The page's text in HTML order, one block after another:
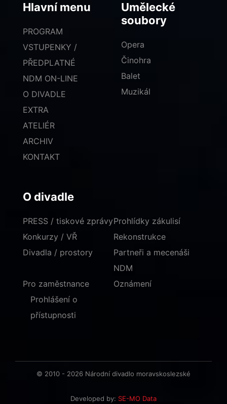
Hlavní menu
PROGRAM
VSTUPENKY /
PŘEDPLATNÉ
NDM ON-LINE
O DIVADLE
EXTRA
ATELIÉR
ARCHIV
KONTAKT
Umělecké
soubory
Opera
Činohra
Balet
Muzikál
O divadle
PRESS / tiskové zprávy
Konkurzy / VŘ
Divadla / prostory
Prohlídky zákulisí
Rekonstrukce
Partneři a mecenáši
NDM
Pro zaměstnance
Oznámení
Prohlášení o
přístupnosti
© 2010 - 2026 Národní divadlo moravskoslezské
Developed by: SE-MO Data